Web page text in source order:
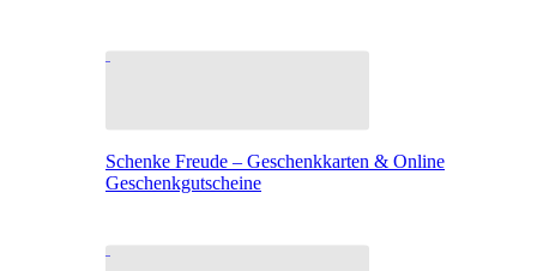
Schenke Freude – Geschenkkarten & Online
Geschenkgutscheine